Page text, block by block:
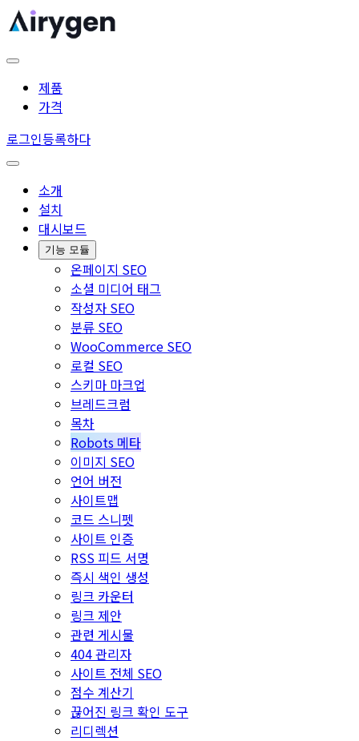
제품
가격
로그인등록하다
소개
설치
대시보드
기능 모듈
온페이지 SEO
소셜 미디어 태그
작성자 SEO
분류 SEO
WooCommerce SEO
로컬 SEO
스키마 마크업
브레드크럼
목차
Robots 메타
이미지 SEO
언어 버전
사이트맵
코드 스니펫
사이트 인증
RSS 피드 서명
즉시 색인 생성
링크 카운터
링크 제안
관련 게시물
404 관리자
사이트 전체 SEO
점수 계산기
끊어진 링크 확인 도구
리디렉션